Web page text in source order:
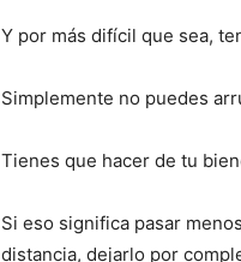
Y por más difícil que sea,
Simplemente no puedes
Tienes que hacer de tu
Si eso significa pasar
distancia, dejarlo por